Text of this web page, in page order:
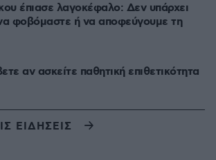
έπιασε λαγοκέφαλο: Δεν υπάρχει
φοβόμαστε ή να αποφεύγουμε τη
αν ασκείτε παθητική επιθετικότητα
ΕΙΔΗΣΕΙΣ